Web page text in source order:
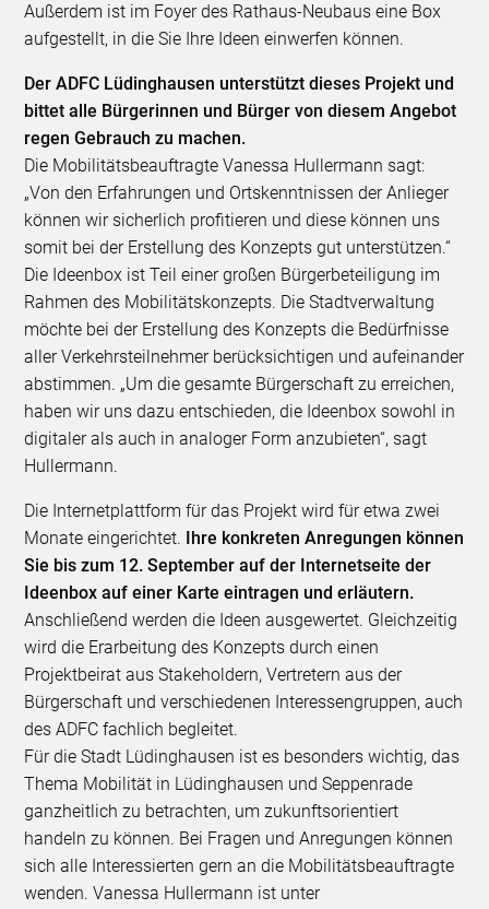
Außerdem ist im Foyer des Rathaus-Neubaus eine Box
aufgestellt, in die Sie Ihre Ideen einwerfen können.
Der ADFC Lüdinghausen unterstützt dieses Projekt und
bittet alle Bürgerinnen und Bürger von diesem Angebot
regen Gebrauch zu machen.
Die Mobilitätsbeauftragte Vanessa Hullermann sagt:
„Von den Erfahrungen und Ortskenntnissen der Anlieger
können wir sicherlich profitieren und diese können uns
somit bei der Erstellung des Konzepts gut unterstützen.“
Die Ideenbox ist Teil einer großen Bürgerbeteiligung im
Rahmen des Mobilitätskonzepts. Die Stadtverwaltung
möchte bei der Erstellung des Konzepts die Bedürfnisse
aller Verkehrsteilnehmer berücksichtigen und aufeinander
abstimmen. „Um die gesamte Bürgerschaft zu erreichen,
haben wir uns dazu entschieden, die Ideenbox sowohl in
digitaler als auch in analoger Form anzubieten“, sagt
Hullermann.
Die Internetplattform für das Projekt wird für etwa zwei
Monate eingerichtet. Ihre konkreten Anregungen können
Sie bis zum 12. September auf der Internetseite der
Ideenbox auf einer Karte eintragen und erläutern.
Anschließend werden die Ideen ausgewertet. Gleichzeitig
wird die Erarbeitung des Konzepts durch einen
Projektbeirat aus Stakeholdern, Vertretern aus der
Bürgerschaft und verschiedenen Interessengruppen, auch
des ADFC fachlich begleitet.
Für die Stadt Lüdinghausen ist es besonders wichtig, das
Thema Mobilität in Lüdinghausen und Seppenrade
ganzheitlich zu betrachten, um zukunftsorientiert
handeln zu können. Bei Fragen und Anregungen können
sich alle Interessierten gern an die Mobilitätsbeauftragte
wenden. Vanessa Hullermann ist unter